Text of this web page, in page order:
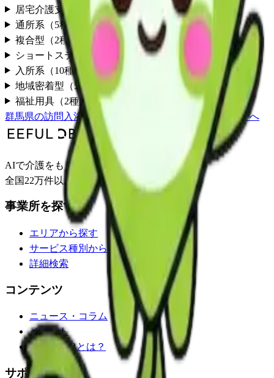
居宅介護支援
種別）
通所系 （5種別）
複合型 （2種別）
ショートステイ
入所系 （10種別）
地域密着型 （5種別）
福祉用具（2種別）
群馬県の訪問入浴一覧安中市 事業所トップへ
AIで介護をもっとわかりやすく。
全国22万件以上の介護事業所情報を掲載。
事業所を探す
エリアから探す
サービス種別から探す
詳細検索
コンテンツ
ニュース・コラム
イベント
EEFUL DBとは？
サポート